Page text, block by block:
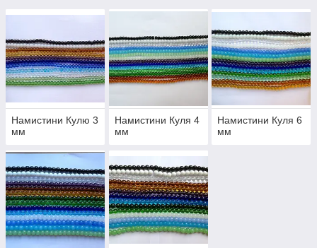
Намистини Кулю 3
мм
Намистини Куля 4
мм
Намистини Куля 6
мм